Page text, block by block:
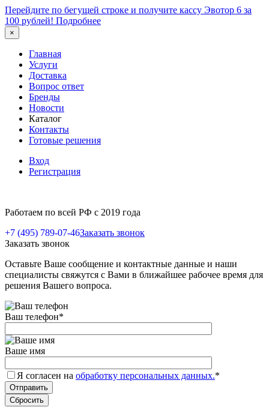
Перейдите по бегущей строке и получите кассу Эвотор 6 за
100 рублей! Подробнее
×
Главная
Услуги
Доставка
Вопрос ответ
Бренды
Новости
Каталог
Контакты
Готовые решения
Вход
Регистрация
Работаем по всей РФ с 2019 года
+7 (495) 789-07-46Заказать звонок
Заказать звонок
Оставьте Ваше сообщение и контактные данные и наши
специалисты свяжутся с Вами в ближайшее рабочее время для
решения Вашего вопроса.
Ваш телефон*
Ваше имя
Я согласен на обработку персональных данных.*